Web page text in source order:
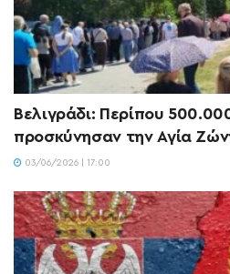
Βελιγράδι: Περίπου
προσκύνησαν την Αγία
03/06/2026 | 17:00